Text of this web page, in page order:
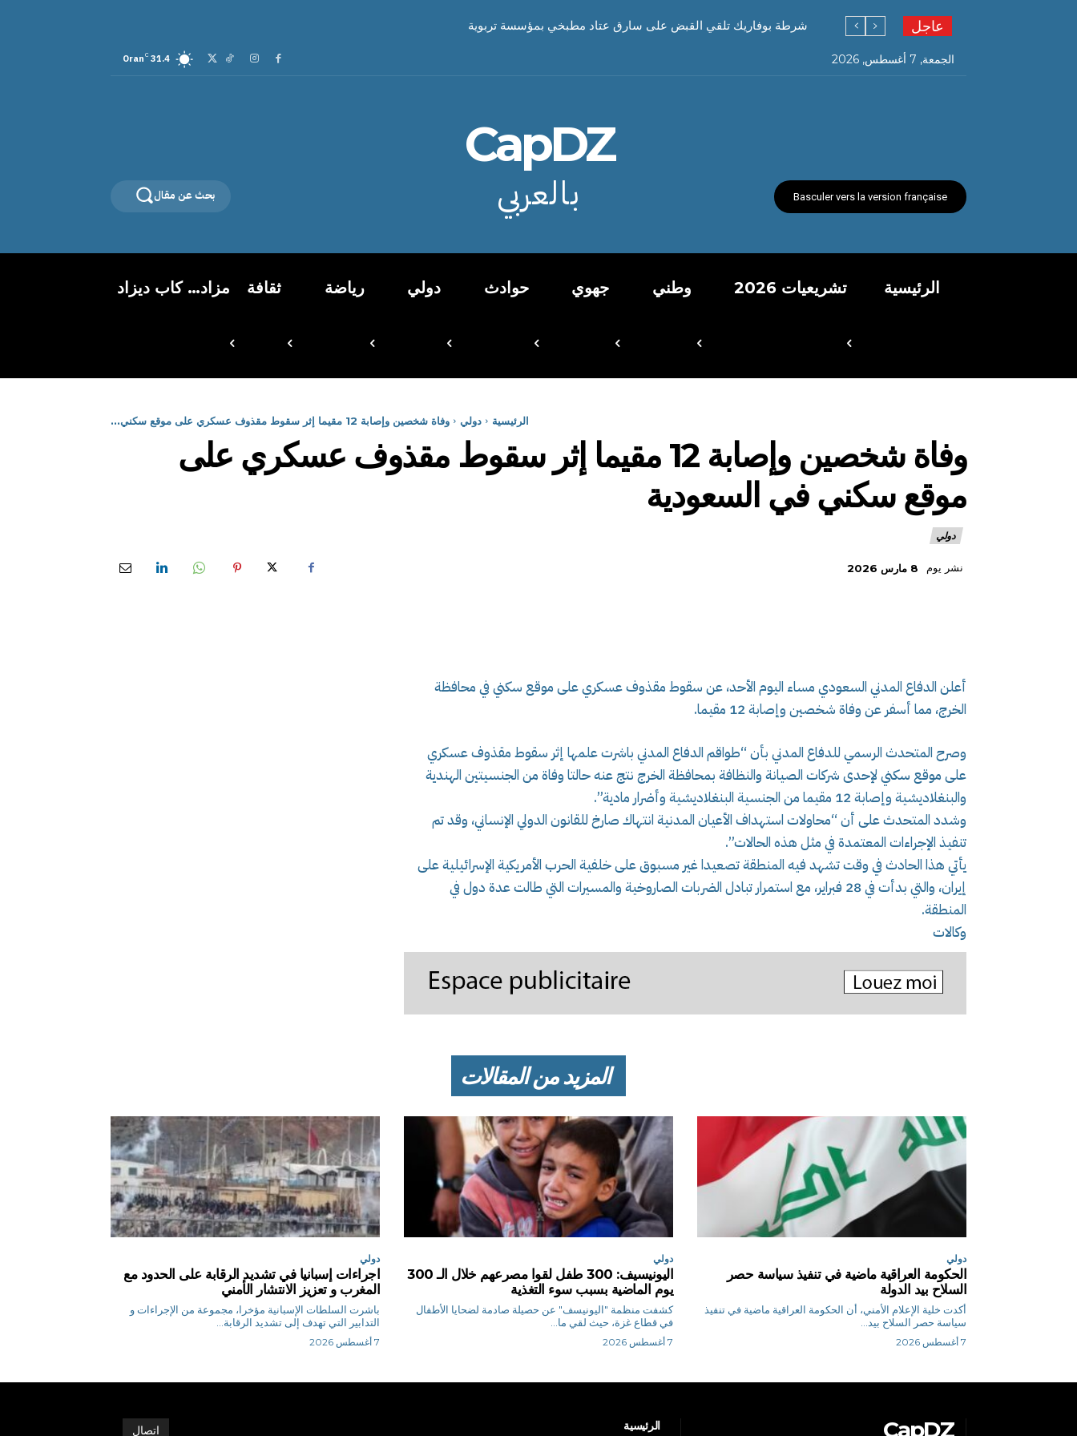
عاجل شرطة بوفاريك تلقي القبض على سارق عتاد مطبخي بمؤسسة تربوية
الجمعة, 7 أغسطس, 2026 31.4
C
Oran
Basculer vers la version française
CapDZ
بالعربي بحث عن مقال
الرئيسية تشريعيات 2026 وطني جهوي حوادث دولي رياضة ثقافة مزاد… كاب ديزاد
الرئيسية دولي وفاة شخصين وإصابة 12 مقيما إثر سقوط مقذوف عسكري على موقع سكني...
وفاة شخصين وإصابة 12 مقيما إثر سقوط مقذوف عسكري على
موقع سكني في السعودية
دولي
نشر يوم 8 مارس 2026
أعلن الدفاع المدني السعودي مساء اليوم الأحد، عن سقوط مقذوف عسكري على موقع سكني في محافظة
الخرج، مما أسفر عن وفاة شخصين وإصابة 12 مقيما.
وصرح المتحدث الرسمي للدفاع المدني بأن “طواقم الدفاع المدني باشرت علمها إثر سقوط مقذوف عسكري
على موقع سكني لإحدى شركات الصيانة والنظافة بمحافظة الخرج نتج عنه حالتا وفاة من الجنسيتين الهندية
والبنغلاديشية وإصابة 12 مقيما من الجنسية البنغلاديشية وأضرار مادية”.
وشدد المتحدث على أن “محاولات استهداف الأعيان المدنية انتهاك صارخ للقانون الدولي الإنساني، وقد تم
تنفيذ الإجراءات المعتمدة في مثل هذه الحالات”.
يأتي هذا الحادث في وقت تشهد فيه المنطقة تصعيدا غير مسبوق على خلفية الحرب الأمريكية الإسرائيلية على
إيران، والتي بدأت في 28 فبراير، مع استمرار تبادل الضربات الصاروخية والمسيرات التي طالت عدة دول في
المنطقة.
وكالات
المزيد من المقالات
دولي
الحكومة العراقية ماضية في تنفيذ سياسة حصر
السلاح بيد الدولة
أكدت خلية الإعلام الأمني، أن الحكومة العراقية ماضية في تنفيذ
سياسة حصر السلاح بيد...
7 أغسطس 2026
دولي
اليونيسيف: 300 طفل لقوا مصرعهم خلال الـ 300
يوم الماضية بسبب سوء التغذية
كشفت منظمة "اليونيسف" عن حصيلة صادمة لضحايا الأطفال
في قطاع غزة، حيث لقي ما...
7 أغسطس 2026
دولي
اجراءات إسبانيا في تشديد الرقابة على الحدود مع
المغرب و تعزيز الانتشار الأمني
باشرت السلطات الإسبانية مؤخرا، مجموعة من الإجراءات و
التدابير التي تهدف إلى تشديد الرقابة...
7 أغسطس 2026
CapDZ الرئيسية اتصال